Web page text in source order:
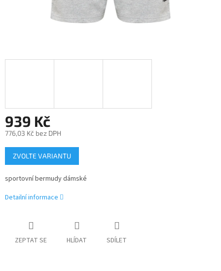
939 Kč
776,03 Kč bez DPH
Měrná
cena:
ZVOLTE VARIANTU
sportovní bermudy dámské
Detailní informace
ZEPTAT SE HLÍDAT SDÍLET